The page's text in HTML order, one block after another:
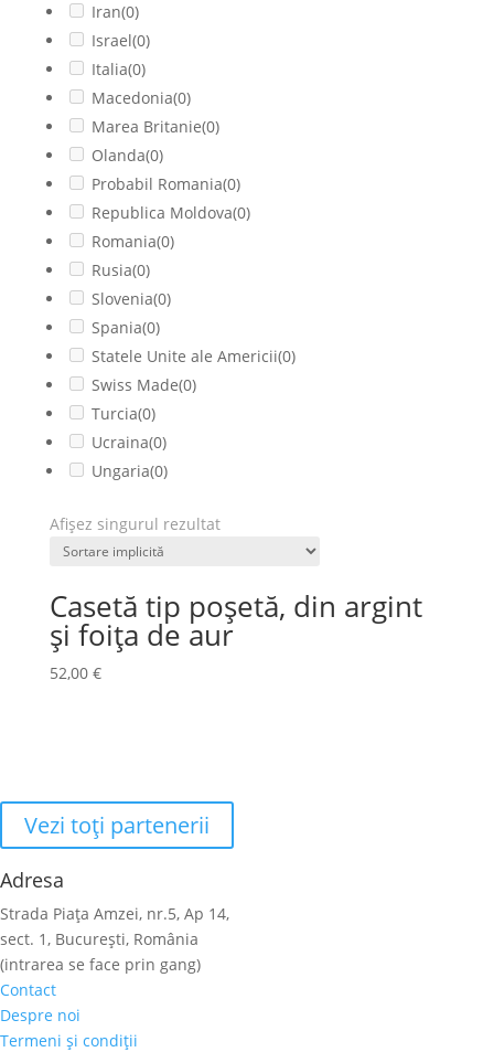
Iran(0)
Israel(0)
Italia(0)
Macedonia(0)
Marea Britanie(0)
Olanda(0)
Probabil Romania(0)
Republica Moldova(0)
Romania(0)
Rusia(0)
Slovenia(0)
Spania(0)
Statele Unite ale Americii(0)
Swiss Made(0)
Turcia(0)
Ucraina(0)
Ungaria(0)
Afișez singurul rezultat
Casetă tip poșetă, din argint
și foița de aur
52,00 €
Vezi toţi partenerii
Adresa
Strada Piaţa Amzei, nr.5, Ap 14,
sect. 1, Bucureşti, România
(intrarea se face prin gang)
Contact
Despre noi
Termeni şi condiţii